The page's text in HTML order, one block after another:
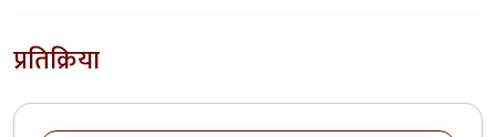
प्रतिक्रिया